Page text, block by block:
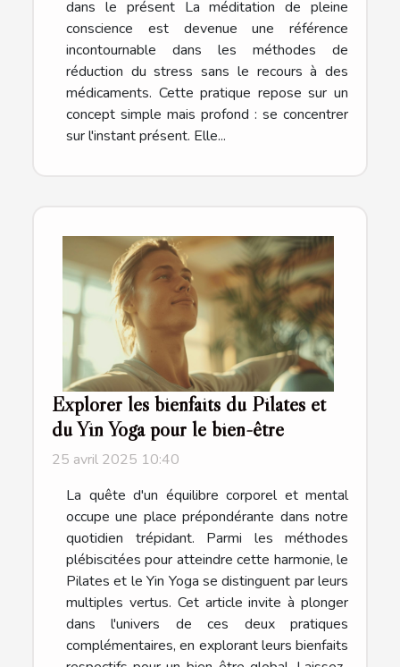
dans le présent La méditation de pleine
conscience est devenue une référence
incontournable dans les méthodes de
réduction du stress sans le recours à des
médicaments. Cette pratique repose sur un
concept simple mais profond : se concentrer
sur l'instant présent. Elle...
Explorer les bienfaits du Pilates et
du Yin Yoga pour le bien-être
25 avril 2025 10:40
La quête d'un équilibre corporel et mental
occupe une place prépondérante dans notre
quotidien trépidant. Parmi les méthodes
plébiscitées pour atteindre cette harmonie, le
Pilates et le Yin Yoga se distinguent par leurs
multiples vertus. Cet article invite à plonger
dans l'univers de ces deux pratiques
complémentaires, en explorant leurs bienfaits